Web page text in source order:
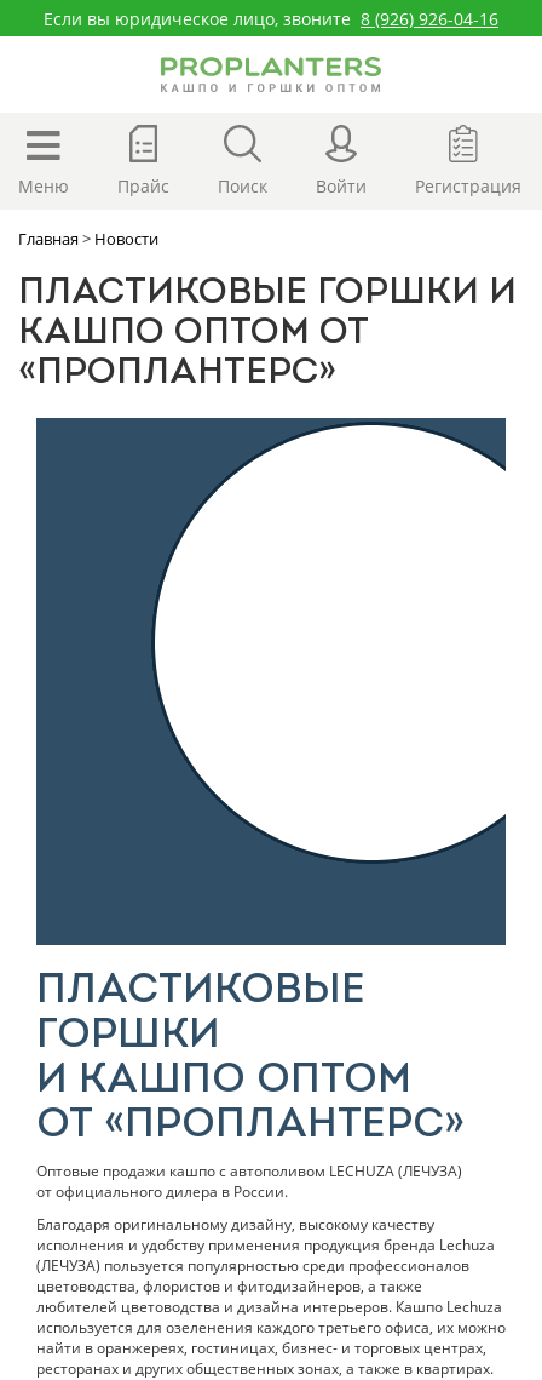
Если вы юридическое лицо, звоните 8 (926) 926-04-16
Меню Прайс Поиск Войти Регистрация
Главная> Новости
ПЛАСТИКОВЫЕ ГОРШКИ И
КАШПО ОПТОМ ОТ
«ПРОПЛАНТЕРС»
ПЛАСТИКОВЫЕ
ГОРШКИ
И КАШПО ОПТОМ
ОТ «ПРОПЛАНТЕРС»
Оптовые продажи кашпо с автополивом LECHUZA (ЛЕЧУЗА)
от официального дилера в России.
Благодаря оригинальному дизайну, высокому качеству
исполнения и удобству применения продукция бренда Lechuza
(ЛЕЧУЗА) пользуется популярностью среди профессионалов
цветоводства, флористов и фитодизайнеров, а также
любителей цветоводства и дизайна интерьеров. Кашпо Lechuza
используется для озеленения каждого третьего офиса, их можно
найти в оранжереях, гостиницах, бизнес- и торговых центрах,
ресторанах и других общественных зонах, а также в квартирах.